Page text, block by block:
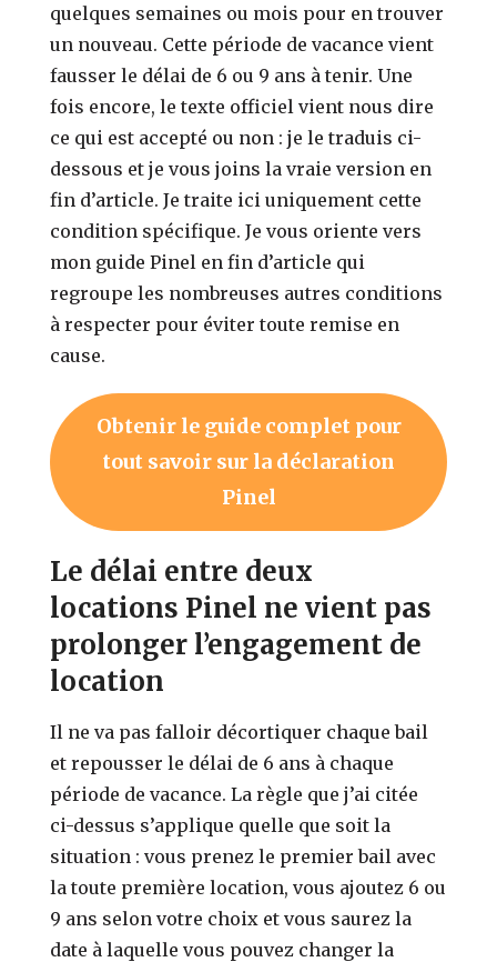
quelques semaines ou mois pour en trouver
un nouveau. Cette période de vacance vient
fausser le délai de 6 ou 9 ans à tenir. Une
fois encore, le texte officiel vient nous dire
ce qui est accepté ou non : je le traduis ci-
dessous et je vous joins la vraie version en
fin d’article. Je traite ici uniquement cette
condition spécifique. Je vous oriente vers
mon guide Pinel en fin d’article qui
regroupe les nombreuses autres conditions
à respecter pour éviter toute remise en
cause.
Obtenir le guide complet pour
tout savoir sur la déclaration
Pinel
Le délai entre deux
locations Pinel ne vient pas
prolonger l’engagement de
location
Il ne va pas falloir décortiquer chaque bail
et repousser le délai de 6 ans à chaque
période de vacance. La règle que j’ai citée
ci-dessus s’applique quelle que soit la
situation : vous prenez le premier bail avec
la toute première location, vous ajoutez 6 ou
9 ans selon votre choix et vous saurez la
date à laquelle vous pouvez changer la